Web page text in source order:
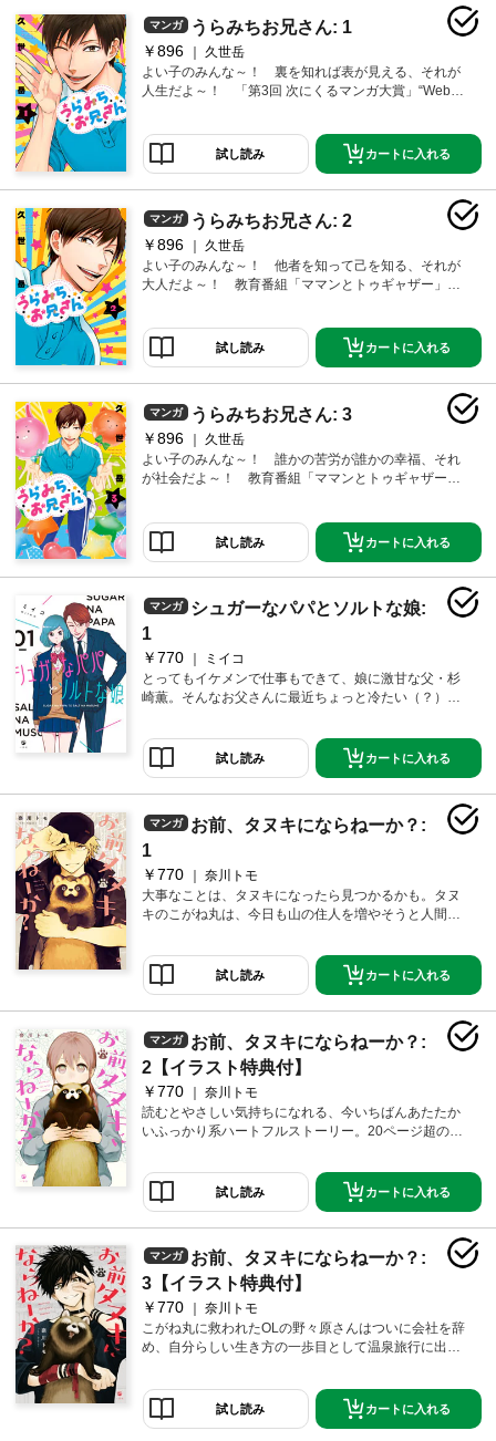
先輩イケメンだけど前衛的すぎるセンス 東 秀一。イ
ケメンなだけじゃ満足できない、あなたにぴったりの
クセが強すぎる4人から目が離せない！ ここでしか読
めない！20ページの描き下ろしも収録！
マンガ うらみちお兄さん: 1
￥896
久世岳
よい子のみんな～！ 裏を知れば表が見える、それが
人生だよ～！ 「第3回 次にくるマンガ大賞」“Webマ
さんマンガが、50ページ以上の描き下ろしを加えてつ
いに書籍化!! 教育番組「ママンとトゥギャザー」の体
安定な“うらみちお兄さん”が垣間見せる大人の闇に、よ
い子のみんなはドン引き必至…!? 大人になった“よい
子”たちに送る、哀しみの人生賛歌！
試し読み カートに入れる
マンガ うらみちお兄さん: 2
￥896
久世岳
よい子のみんな～！ 他者を知って己を知る、それが
大人だよ～！ 教育番組「ママンとトゥギャザー」の
ら子どもたちに説く。社会とは、大人とは、そして人
生とは……。うらみちお兄さんと愉快な仲間たちが贈
試し読み カートに入れる
マンガ うらみちお兄さん: 3
￥896
久世岳
よい子のみんな～！ 誰かの苦労が誰かの幸福、それ
が社会だよ～！ 教育番組「ママンとトゥギャザー」
たいと思う気持ち。たとえ自分のことが信じられなく
ても、変わらない日常が心を蝕んでいったとしても、
ず……？ 大人になった“よい子”たちに贈る、愛と哀し
みの人生賛歌。今回もバラエティ豊かな大量の描き下
ろしを収録！
試し読み カートに入れる
マンガ
シュガーなパパとソルトな娘:
1
￥770
ミイコ
とってもイケメンで仕事もできて、娘に激甘な父・杉
崎薫。そんなお父さんに最近ちょっと冷たい（？）高
こそのほっこりやトキメキがたくさんつまったさまざ
まなドラマが巻き起こります。家族愛とスーパーな胸
キュンをかかせたらぶっちぎりなミイコがおくる 、と
っても甘くて、少ししょっぱい（？）父と娘のお話の
試し読み カートに入れる
マンガ
お前、タヌキにならねーか？:
1
￥770
奈川トモ
大事なことは、タヌキになったら見つかるかも。タヌ
キのこがね丸は、今日も山の住人を増やそうと人間た
ト、親との関係に悩むいじめっ子など、様々な問題を
かかえた人々が、タヌキになってみたことで人生で本
当に大切なことを見つけなおしていく。がんばりすぎ
てるあなたの心にふっかり寄り添うハートフルタヌキ
ストーリーの開幕です。
試し読み カートに入れる
マンガ
お前、タヌキにならねーか？:
2【イラスト特典付】
￥770
奈川トモ
読むとやさしい気持ちになれる、今いちばんあたたか
いふっかり系ハートフルストーリー。20ページ超の描
す。「お前、タヌキにならねーか？」どこにいっても
なじめない新社会人や、見た目にコンプレックスのあ
るお姉さんなど、人生に迷った人たちがタヌキになっ
てみたことで、生きる希望を見出していく。そして、
こがね丸に救われたOLの野々原さんは、山の仲間たち
との触れ合いの中でもっとタヌキのこと、そしてこが
ね丸のことを知りたいという気持ちが芽生えていって
――――。
試し読み カートに入れる
マンガ
お前、タヌキにならねーか？:
3【イラスト特典付】
￥770
奈川トモ
こがね丸に救われたOLの野々原さんはついに会社を辞
め、自分らしい生き方の一歩目として温泉旅行に出か
の雨紺も登場し、物語が大きく動き出す予感も―――
―。
試し読み カートに入れる